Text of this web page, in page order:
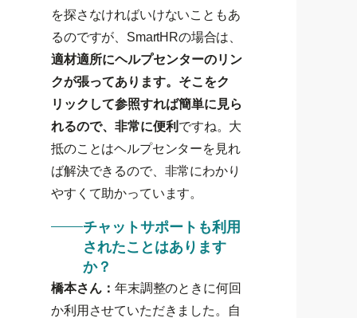
を探さなければいけないこともあ
るのですが、SmartHRの場合は、
適材適所にヘルプセンターのリン
クが張ってあります。そこをク
リックして参照すれば簡単に見ら
れるので、非常に便利 ですね。大
抵のことはヘルプセンターを見れ
ば解決できるので、非常にわかり
やすくて助かっています。
チャットサポートも利用
されたことはあります
か？
橋本さん： 年末調整のときに何回
か利用させていただきました。自